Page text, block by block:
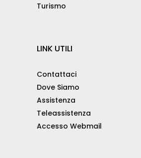
Turismo
LINK UTILI
Contattaci
Dove Siamo
Assistenza
Teleassistenza
Accesso Webmail